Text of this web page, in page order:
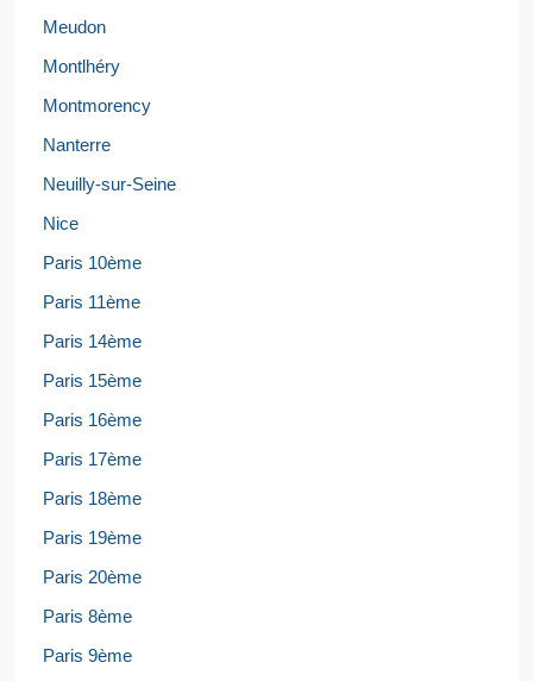
Meudon
Montlhéry
Montmorency
Nanterre
Neuilly-sur-Seine
Nice
Paris 10ème
Paris 11ème
Paris 14ème
Paris 15ème
Paris 16ème
Paris 17ème
Paris 18ème
Paris 19ème
Paris 20ème
Paris 8ème
Paris 9ème